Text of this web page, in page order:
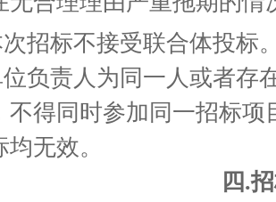
次招标不接受联合体投标
位负责人为同一人或者存
不得同时参加同一招标
无效。
四.